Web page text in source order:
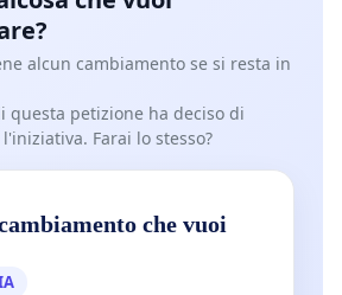
alcun cambiamento se si resta in
questa petizione ha deciso di
Farai lo stesso?
che vuoi